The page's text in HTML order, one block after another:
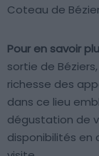
Coteau de
Pour en savoir
sortie de
richesse des
dans ce lieu
dégustation de
disponibilités